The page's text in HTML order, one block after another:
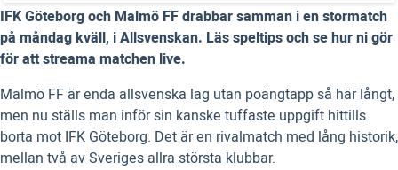
IFK Göteborg och Malmö FF drabbar samman i en stormatch
på måndag kväll, i Allsvenskan. Läs speltips och se hur ni gör
för att streama matchen live.
Malmö FF är enda allsvenska lag utan poängtapp så här långt,
men nu ställs man inför sin kanske tuffaste uppgift hittills
borta mot IFK Göteborg. Det är en rivalmatch med lång historik,
mellan två av Sveriges allra största klubbar.